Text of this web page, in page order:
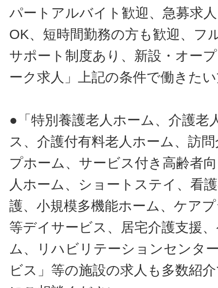
パートアルバイト歓迎、急募求
OK、短時間勤務の方も歓迎、フ
サポート制度あり、新設・オー
ーク求人」上記の条件で働きた
●「特別養護老人ホーム、介護老
ス、介護付有料老人ホーム、訪
プホーム、サービス付き高齢者
人ホーム、ショートステイ、看
護、小規模多機能ホーム、ケア
等デイサービス、居宅介護支援
ム、リハビリテーションセンタ
ビス」等の施設の求人も多数紹